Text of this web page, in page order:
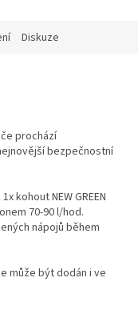
Diskuze
prochází
bezpečnostní
kohout NEW GREEN
70-90 l/hod.
nápojů během
může být dodán i ve